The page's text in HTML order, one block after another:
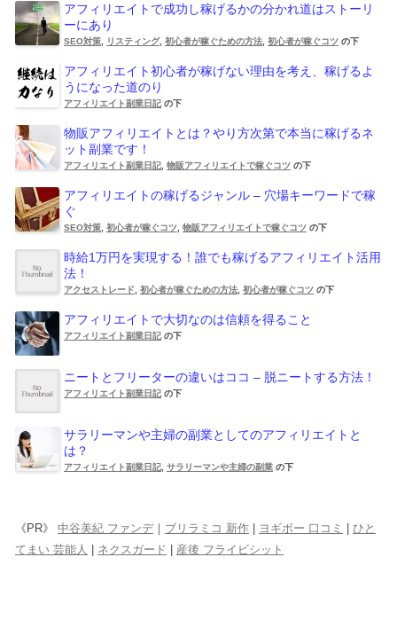
アフィリエイトで成功し稼げるかの分かれ道はストーリ
ーにあり
SEO対策 リスティング, 初心者が稼ぐための方法 初心者が稼ぐコツ の下
アフィリエイト初心者が稼げない理由を考え、稼げるよ
うになった道のり
アフィリエイト副業日記 の下
物販アフィリエイトとは？やり方次第で本当に稼げるネ
ット副業です！
アフィリエイト副業日記 物販アフィリエイトで稼ぐコツ の下
アフィリエイトの稼げるジャンル – 穴場キーワードで稼
ぐ
SEO対策 初心者が稼ぐコツ 物販アフィリエイトで稼ぐコツ の下
時給1万円を実現する！誰でも稼げるアフィリエイト活用
法！
アクセストレード 初心者が稼ぐための方法 初心者が稼ぐコツ の下
アフィリエイトで大切なのは信頼を得ること
アフィリエイト副業日記 の下
ニートとフリーターの違いはココ – 脱ニートする方法！
アフィリエイト副業日記 の下
サラリーマンや主婦の副業としてのアフィリエイトと
は？
アフィリエイト副業日記 サラリーマンや主婦の副業 の下
《PR》 中谷美紀 ファンデ｜ ブリラミコ 新作 | ヨギボー 口コミ | ひと
てまい 芸能人 | ネクスガード | 産後 フライビシット